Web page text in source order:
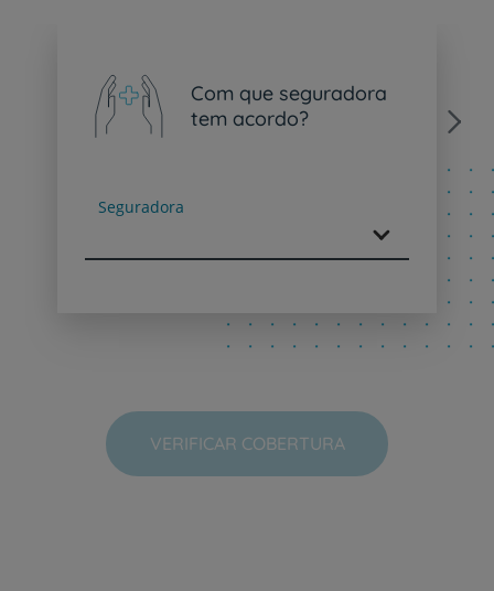
Com que seguradora
tem acordo?
Seguradora
Next
VERIFICAR COBERTURA